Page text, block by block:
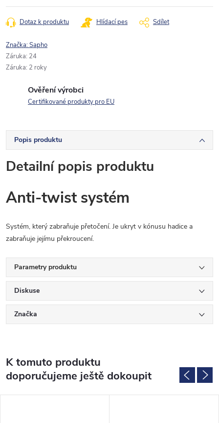
Dotaz k produktu Hlídací pes Sdílet
Značka:Sapho
Záruka: 24
Záruka: 2 roky
Ověření výrobci
Certifikované produkty pro EU
Popis produktu
Detailní popis produktu
Anti-twist systém
Systém, který zabraňuje přetočení. Je ukryt v kónusu hadice a
zabraňuje jejímu překroucení.
Parametry produktu
Diskuse
Značka
K tomuto produktu
doporučujeme ještě dokoupit